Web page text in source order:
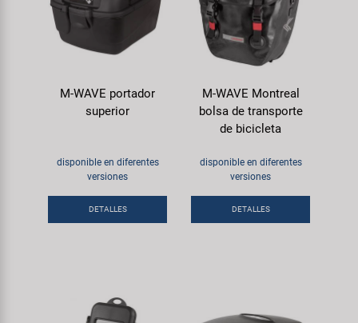
M-WAVE portador
superior
disponible en diferentes
versiones
DETALLES
M-WAVE Montreal
bolsa de transporte
de bicicleta
disponible en diferentes
versiones
DETALLES